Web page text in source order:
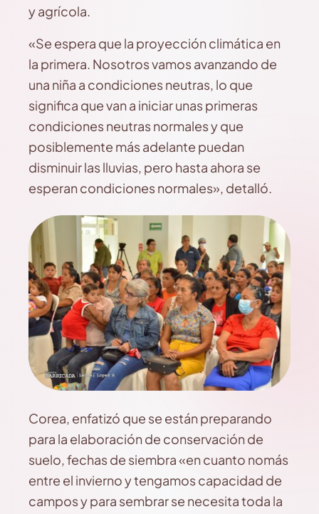
y agrícola.
«Se espera que la proyección climática en
la primera. Nosotros vamos avanzando de
una niña a condiciones neutras, lo que
significa que van a iniciar unas primeras
condiciones neutras normales y que
posiblemente más adelante puedan
disminuir las lluvias, pero hasta ahora se
esperan condiciones normales», detalló.
Corea, enfatizó que se están preparando
para la elaboración de conservación de
suelo, fechas de siembra «en cuanto nomás
entre el invierno y tengamos capacidad de
campos y para sembrar se necesita toda la